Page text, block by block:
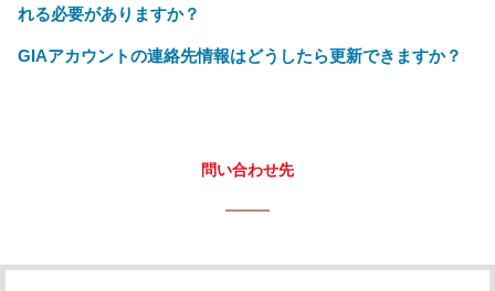
れる必要がありますか？
GIAアカウントの連絡先情報はどうしたら更新できますか？
問い合わせ先